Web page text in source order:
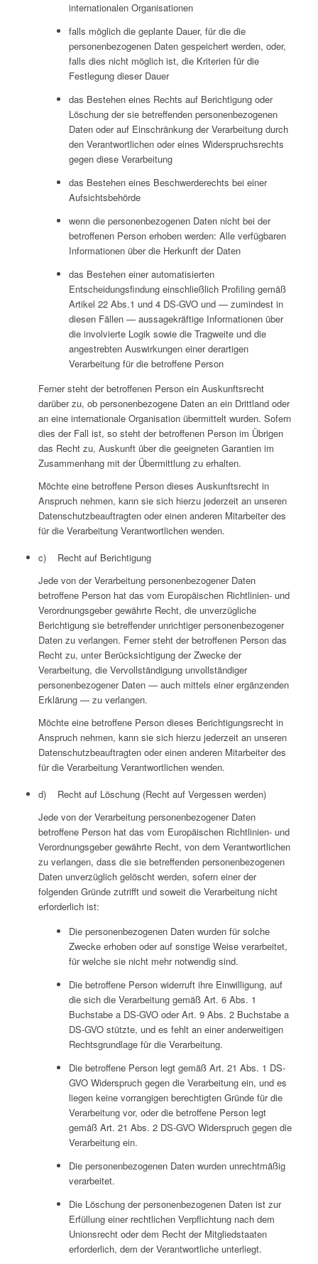
internationalen Organisationen
falls möglich die geplante Dauer, für die die
personenbezogenen Daten gespeichert werden, oder,
falls dies nicht möglich ist, die Kriterien für die
Festlegung dieser Dauer
das Bestehen eines Rechts auf Berichtigung oder
Löschung der sie betreffenden personenbezogenen
Daten oder auf Einschränkung der Verarbeitung durch
den Verantwortlichen oder eines Widerspruchsrechts
gegen diese Verarbeitung
das Bestehen eines Beschwerderechts bei einer
Aufsichtsbehörde
wenn die personenbezogenen Daten nicht bei der
betroffenen Person erhoben werden: Alle verfügbaren
Informationen über die Herkunft der Daten
das Bestehen einer automatisierten
Entscheidungsfindung einschließlich Profiling gemäß
Artikel 22 Abs.1 und 4 DS-GVO und — zumindest in
diesen Fällen — aussagekräftige Informationen über
die involvierte Logik sowie die Tragweite und die
angestrebten Auswirkungen einer derartigen
Verarbeitung für die betroffene Person
Ferner steht der betroffenen Person ein Auskunftsrecht
darüber zu, ob personenbezogene Daten an ein Drittland oder
an eine internationale Organisation übermittelt wurden. Sofern
dies der Fall ist, so steht der betroffenen Person im Übrigen
das Recht zu, Auskunft über die geeigneten Garantien im
Zusammenhang mit der Übermittlung zu erhalten.
Möchte eine betroffene Person dieses Auskunftsrecht in
Anspruch nehmen, kann sie sich hierzu jederzeit an unseren
Datenschutzbeauftragten oder einen anderen Mitarbeiter des
für die Verarbeitung Verantwortlichen wenden.
c) Recht auf Berichtigung
Jede von der Verarbeitung personenbezogener Daten
betroffene Person hat das vom Europäischen Richtlinien- und
Verordnungsgeber gewährte Recht, die unverzügliche
Berichtigung sie betreffender unrichtiger personenbezogener
Daten zu verlangen. Ferner steht der betroffenen Person das
Recht zu, unter Berücksichtigung der Zwecke der
Verarbeitung, die Vervollständigung unvollständiger
personenbezogener Daten — auch mittels einer ergänzenden
Erklärung — zu verlangen.
Möchte eine betroffene Person dieses Berichtigungsrecht in
Anspruch nehmen, kann sie sich hierzu jederzeit an unseren
Datenschutzbeauftragten oder einen anderen Mitarbeiter des
für die Verarbeitung Verantwortlichen wenden.
d) Recht auf Löschung (Recht auf Vergessen werden)
Jede von der Verarbeitung personenbezogener Daten
betroffene Person hat das vom Europäischen Richtlinien- und
Verordnungsgeber gewährte Recht, von dem Verantwortlichen
zu verlangen, dass die sie betreffenden personenbezogenen
Daten unverzüglich gelöscht werden, sofern einer der
folgenden Gründe zutrifft und soweit die Verarbeitung nicht
erforderlich ist:
Die personenbezogenen Daten wurden für solche
Zwecke erhoben oder auf sonstige Weise verarbeitet,
für welche sie nicht mehr notwendig sind.
Die betroffene Person widerruft ihre Einwilligung, auf
die sich die Verarbeitung gemäß Art. 6 Abs. 1
Buchstabe a DS-GVO oder Art. 9 Abs. 2 Buchstabe a
DS-GVO stützte, und es fehlt an einer anderweitigen
Rechtsgrundlage für die Verarbeitung.
Die betroffene Person legt gemäß Art. 21 Abs. 1 DS-
GVO Widerspruch gegen die Verarbeitung ein, und es
liegen keine vorrangigen berechtigten Gründe für die
Verarbeitung vor, oder die betroffene Person legt
gemäß Art. 21 Abs. 2 DS-GVO Widerspruch gegen die
Verarbeitung ein.
Die personenbezogenen Daten wurden unrechtmäßig
verarbeitet.
Die Löschung der personenbezogenen Daten ist zur
Erfüllung einer rechtlichen Verpflichtung nach dem
Unionsrecht oder dem Recht der Mitgliedstaaten
erforderlich, dem der Verantwortliche unterliegt.